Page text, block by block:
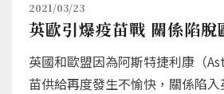
2021/03/23
英歐引爆疫苗戰 關係陷脫
英國和歐盟因為阿斯特捷利康（
苗供給再度發生不愉快，關係陷